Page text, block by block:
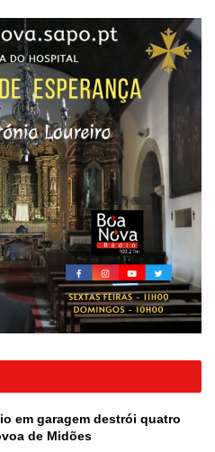
em garagem destrói quatro
de Midões